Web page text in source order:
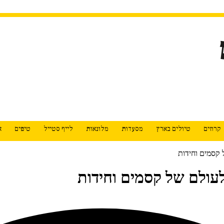
קרוזים טיולים בארץ מסעדות מלונאות לייף סטייל טיפים
קסמים וחידות
של קסמים וחידות